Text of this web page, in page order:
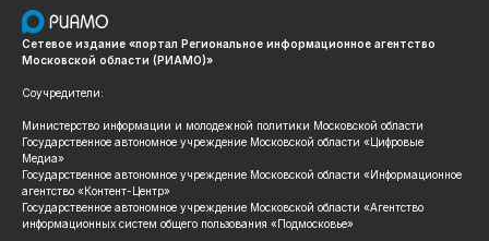
Сетевое издание «портал Региональное информационное агентство
Московской области (РИАМО)»
Соучредители:
Министерство информации и молодежной политики Московской области
Государственное автономное учреждение Московской области «Цифровые
Медиа»
Государственное автономное учреждение Московской области «Информационное
агентство «Контент-Центр»
Государственное автономное учреждение Московской области «Агентство
информационных систем общего пользования «Подмосковье»